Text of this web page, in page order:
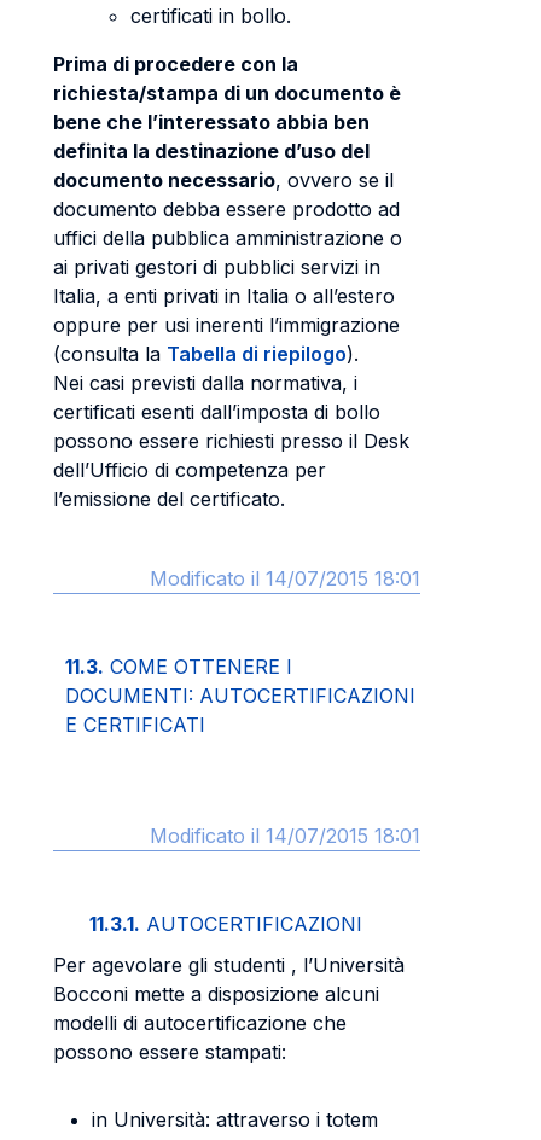
certificati in bollo.
Prima di procedere con la
richiesta/stampa di un documento è
bene che l’interessato abbia ben
definita la destinazione d’uso del
documento necessario, ovvero se il
documento debba essere prodotto ad
uffici della pubblica amministrazione o
ai privati gestori di pubblici servizi in
Italia, a enti privati in Italia o all’estero
oppure per usi inerenti l’immigrazione
(consulta la Tabella di riepilogo).
Nei casi previsti dalla normativa, i
certificati esenti dall’imposta di bollo
possono essere richiesti presso il Desk
dell’Ufficio di competenza per
l’emissione del certificato.
Modificato il 14/07/2015 18:01
11.3. COME OTTENERE I
DOCUMENTI: AUTOCERTIFICAZIONI
E CERTIFICATI
Modificato il 14/07/2015 18:01
11.3.1. AUTOCERTIFICAZIONI
Per agevolare gli studenti , l’Università
Bocconi mette a disposizione alcuni
modelli di autocertificazione che
possono essere stampati:
in Università: attraverso i totem